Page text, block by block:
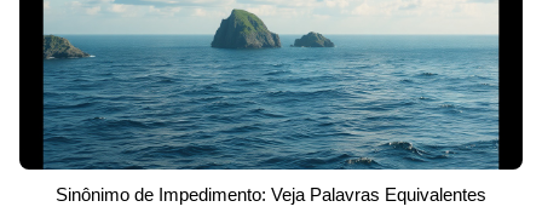
Sinônimo de Impedimento: Veja Palavras Equivalentes